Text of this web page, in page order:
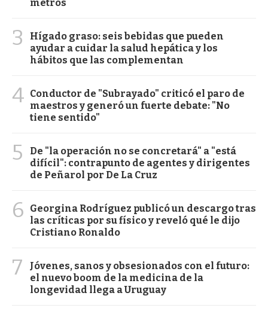
metros
3
Hígado graso: seis bebidas que pueden
ayudar a cuidar la salud hepática y los
hábitos que las complementan
4 Conductor de "Subrayado" criticó el paro de
maestros y generó un fuerte debate: "No
tiene sentido"
5
De "la operación no se concretará" a "está
difícil": contrapunto de agentes y dirigentes
de Peñarol por De La Cruz
6
Georgina Rodríguez publicó un descargo tras
las críticas por su físico y reveló qué le dijo
Cristiano Ronaldo
7
Jóvenes, sanos y obsesionados con el futuro:
el nuevo boom de la medicina de la
longevidad llega a Uruguay